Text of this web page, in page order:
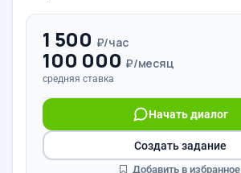
1 500 ₽/час
100 000 ₽/месяц
средняя ставка
Начать диалог
Создать задание
Добавить в избранное